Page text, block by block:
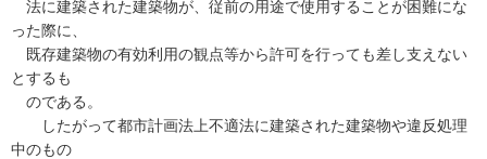
法に建築された建築物が、従前の用途で使用することが困難にな
った際に、
既存建築物の有効利用の観点等から許可を行っても差し支えない
とするも
のである。
したがって都市計画法上不適法に建築された建築物や違反処理
中のもの